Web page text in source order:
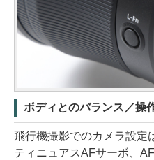
ボディとのバランス／操
飛行機撮影でのカメラ設定
ティニュアスAFサーボ、